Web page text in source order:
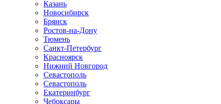
Казань
Новосибирск
Брянск
Ростов-на-Дону
Тюмень
Санкт-Петербург
Красноярск
Нижний Новгород
Севастополь
Севастополь
Екатеринбург
Чебоксары